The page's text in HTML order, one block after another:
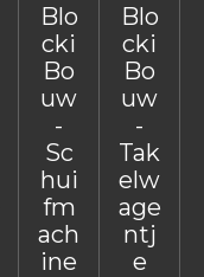
Blo
cki
Bo
uw
-
Sc
hui
fm
ach
ine
Blo
cki
Bo
uw
-
Tak
elw
age
ntj
e